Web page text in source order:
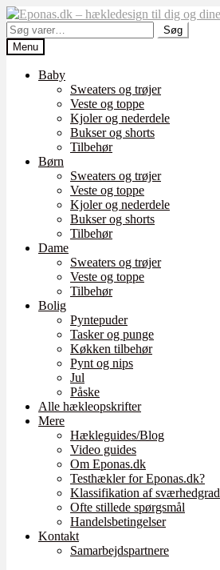
Spring
til
navigation
Spring
til
indhold
Søg
efter:
Søg
Menu
Baby
Sweaters og trøjer
Veste og toppe
Kjoler og nederdele
Bukser og shorts
Tilbehør
Børn
Sweaters og trøjer
Veste og toppe
Kjoler og nederdele
Bukser og shorts
Tilbehør
Dame
Sweaters og trøjer
Veste og toppe
Tilbehør
Bolig
Pyntepuder
Tasker og punge
Køkken tilbehør
Pynt og nips
Jul
Påske
Alle hækleopskrifter
Mere
Hækleguides/Blog
Video guides
Om Eponas.dk
Testhækler for Eponas.dk?
Klassifikation af sværhedgrad
Ofte stillede spørgsmål
Handelsbetingelser
Kontakt
Samarbejdspartnere